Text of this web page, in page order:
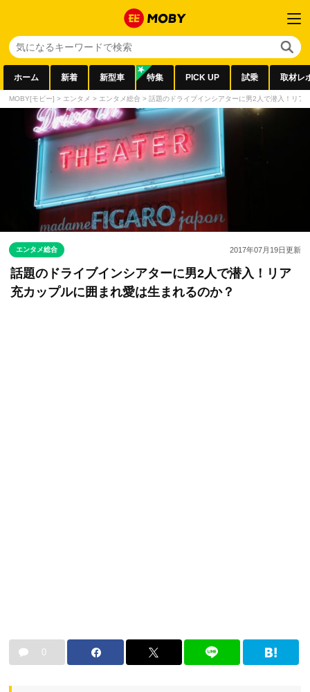
ホーム 新着 新型車 特集 PICK UP 試乗 取材レ
MOBY[モビー] > エンタメ > エンタメ総合 > 話題のドライブインシアターに男2人で潜入！リア
エンタメ総合 2017年07月19日更新
話題のドライブインシアターに男2人で潜入！リア
充カップルに囲まれ愛は生まれるのか？
0